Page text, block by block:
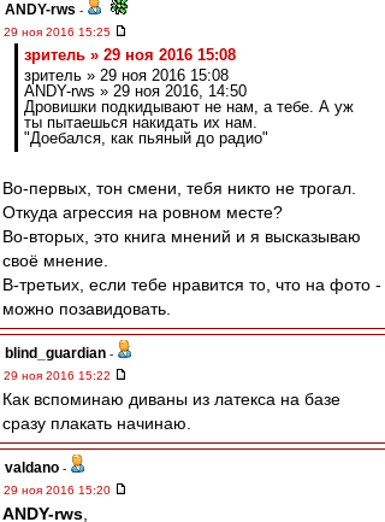
ANDY-rws -
29 ноя 2016 15:25
зpитель » 29 ноя 2016 15:08
зpитель » 29 ноя 2016 15:08
ANDY-rws » 29 ноя 2016, 14:50
Дровишки подкидывают не нам, а тебе. А уж
ты пытаешься накидать их нам.
"Доебался, как пьяный до радио"
Во-первых, тон смени, тебя никто не трогал.
Откуда агрессия на ровном месте?
Во-вторых, это книга мнений и я высказываю
своё мнение.
В-третьих, если тебе нравится то, что на фото -
можно позавидовать.
blind_guardian -
29 ноя 2016 15:22
Как вспоминаю диваны из латекса на базе
сразу плакать начинаю.
valdano -
29 ноя 2016 15:20
ANDY-rws